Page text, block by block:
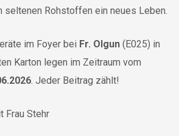
seltenen Rohstoffen ein neues Leben.
im Foyer bei Fr. Olgun (E025) in
Karton legen im Zeitraum vom
. Jeder Beitrag zählt!
Frau Stehr